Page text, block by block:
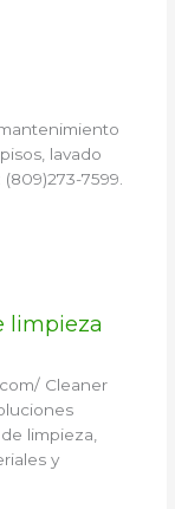
lavado
7599.
limpieza
Cleaner
limpieza,
y